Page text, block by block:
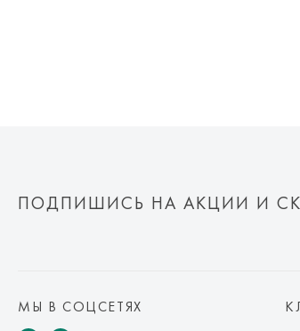
ПОДПИШИСЬ НА АКЦИИ И
МЫ В СОЦСЕТЯХ